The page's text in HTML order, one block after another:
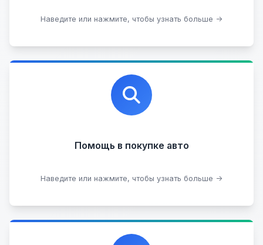
Наведите или нажмите, чтобы узнать больше →
Оставить на комиссии
Помощь в покупке авто
Наведите или нажмите, чтобы узнать больше →
Профессиональная помощь в выборе автомобиля
на любых торговых площадках с проверкой
юридической чистоты.
Подобрать авто
Каталог проверенных автомобилей в отличном